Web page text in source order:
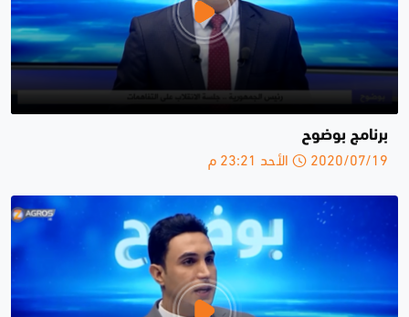
برنامج بوضوح
2020/07/19 الأحد 23:21 م